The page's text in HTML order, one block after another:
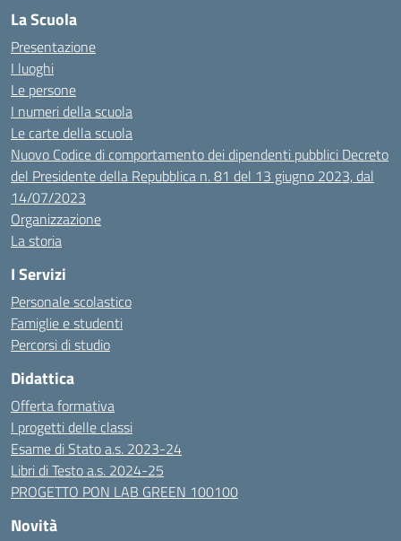
La Scuola
Presentazione
I luoghi
Le persone
I numeri della scuola
Le carte della scuola
Nuovo Codice di comportamento dei dipendenti pubblici Decreto
del Presidente della Repubblica n. 81 del 13 giugno 2023, dal
14/07/2023
Organizzazione
La storia
I Servizi
Personale scolastico
Famiglie e studenti
Percorsi di studio
Didattica
Offerta formativa
I progetti delle classi
Esame di Stato a.s. 2023-24
Libri di Testo a.s. 2024-25
PROGETTO PON LAB GREEN 100100
Novità